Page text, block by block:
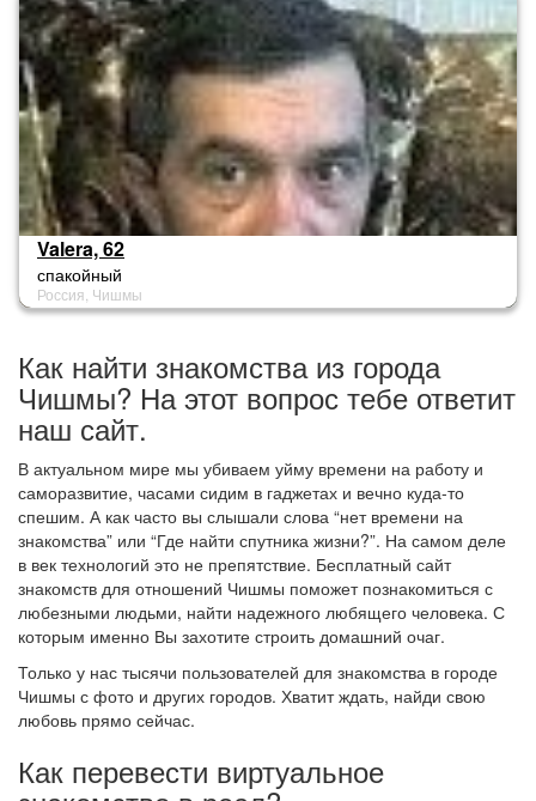
Valera, 62
спакойный
Россия, Чишмы
Как найти знакомства из города
Чишмы? На этот вопрос тебе ответит
наш сайт.
В актуальном мире мы убиваем уйму времени на работу и
саморазвитие, часами сидим в гаджетах и вечно куда-то
спешим. А как часто вы слышали слова “нет времени на
знакомства” или “Где найти спутника жизни?”. На самом деле
в век технологий это не препятствие. Бесплатный сайт
знакомств для отношений Чишмы поможет познакомиться с
любезными людьми, найти надежного любящего человека. С
которым именно Вы захотите строить домашний очаг.
Только у нас тысячи пользователей для знакомства в городе
Чишмы с фото и других городов. Хватит ждать, найди свою
любовь прямо сейчас.
Как перевести виртуальное